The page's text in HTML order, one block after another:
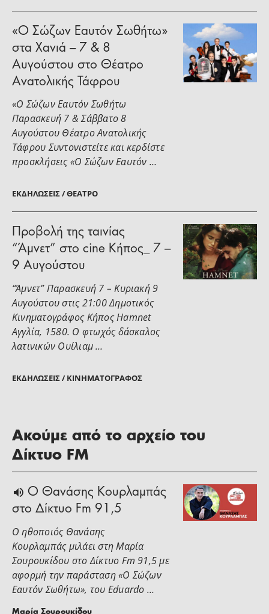
ΕΚΔΗΛΏΣΕΙΣ / ΘΈΑΤΡΟ
«Ο Σώζων Εαυτόν Σωθήτω»
στα Χανιά – 7 & 8
Αυγούστου στο Θέατρο
Ανατολικής Τάφρου
«Ο Σώζων Εαυτόν Σωθήτω
Παρασκευή 7 & Σάββατο 8
Αυγούστου Θέατρο Ανατολικής
Τάφρου Συντονιστείτε και κερδίστε
προσκλήσεις «Ο Σώζων Εαυτόν …
ΕΚΔΗΛΏΣΕΙΣ / ΚΙΝΗΜΑΤΟΓΡΆΦΟΣ
Προβολή της ταινίας
“Άμνετ” στο cine Κήπος_ 7 –
9 Αυγούστου
“Άμνετ” Παρασκευή 7 – Κυριακή 9
Αυγούστου στις 21:00 Δημοτικός
Κινηματογράφος Κήπος Hamnet
Αγγλία, 1580. Ο φτωχός δάσκαλος
λατινικών Ουίλιαμ …
Ακούμε από το αρχείο του
Δίκτυο FM
Ο Θανάσης Κουρλαμπάς
στο Δίκτυο Fm 91,5
Ο ηθοποιός Θανάσης
Κουρλαμπάς μιλάει στη Μαρία
Σουρουκίδου στο Δίκτυο Fm 91,5 με
αφορμή την παράσταση «Ο Σώζων
Εαυτόν Σωθήτω», του Eduardo …
Μαρία Σουρουκίδου